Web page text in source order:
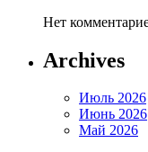
Нет
Archives
Июль 2026
Июнь 2026
Май 2026